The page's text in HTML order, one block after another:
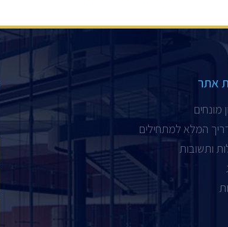
אתר
מונחים
המלא למתחילים
ותשובות